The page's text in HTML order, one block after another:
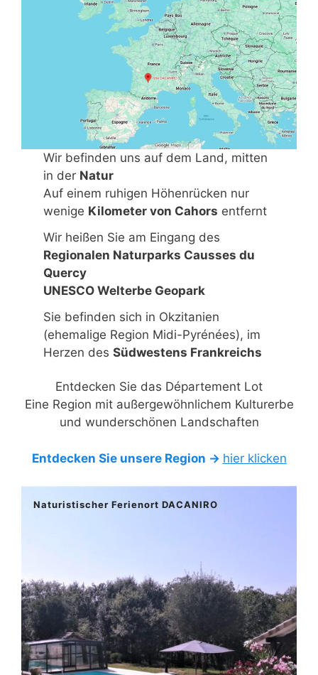
Wir befinden uns auf dem Land, mitten
in der Natur
Auf einem ruhigen Höhenrücken nur
wenige Kilometer von Cahors entfernt
Wir heißen Sie am Eingang des
Regionalen Naturparks Causses du
Quercy
UNESCO Welterbe Geopark
Sie befinden sich in Okzitanien
(ehemalige Region Midi-Pyrénées), im
Herzen desSüdwestens Frankreichs
Entdecken Sie das Département Lot
Eine Region mit außergewöhnlichem Kulturerbe
und wunderschönen Landschaften
Entdecken Sie unsere Region → hier klicken
Naturistischer Ferienort DACANIRO